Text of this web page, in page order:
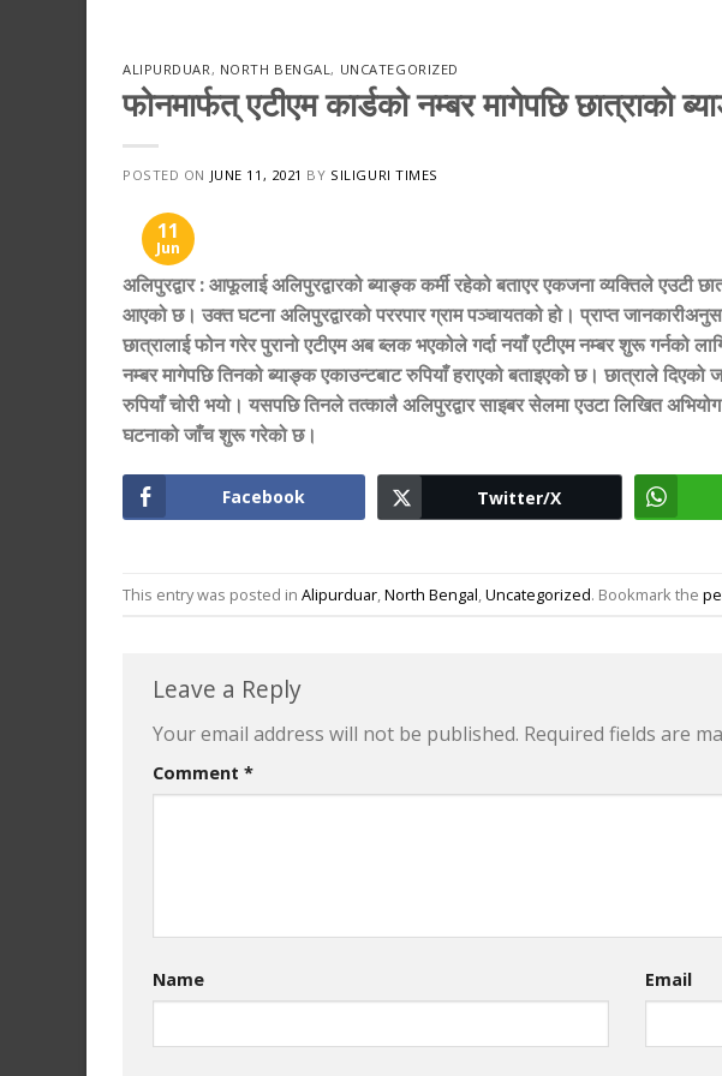
ALIPURDUAR, NORTH BENGAL, UNCATEGORIZED
फोनमार्फत् एटीएम कार्डको नम्बर मागेपछि छात्राको
POSTED ON JUNE 11, 2021 BY SILIGURI TIMES
11
Jun
अलिपुरद्वार:आफूलाई अलिपुरद्वारको ब्याङ्क कर्मी रहेको बताएर एकजना व्यक्तिले एउटी
आएको छ। उक्त घटना अलिपुरद्वारको पररपार ग्राम पञ्चायतको हो। प्राप्त
छात्रालाई फोन गरेर पुरानो एटीएम अब ब्लक भएकोले गर्दा नयाँ एटीएम नम्बर शुरू गर्नको
नम्बर मागेपछि तिनको ब्याङ्क एकाउन्टबाट रुपियाँ हराएको बताइएको छ। छात्राले
रुपियाँ चोरी भयो। यसपछि तिनले तत्कालै अलिपुरद्वार साइबर सेलमा एउटा लिखित
घटनाको जाँच शुरू गरेको छ।
Facebook Twitter/X
This entry was posted in Alipurduar,North Bengal,Uncategorized. Bookmark the
Leave a Reply
Your email address will not be published. Required fields are
Comment *
Name Email